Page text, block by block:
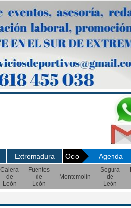
Extremadura Ocio Agenda
Calera
de
León
Fuentes
de
León
Montemolín
Segura
de
León